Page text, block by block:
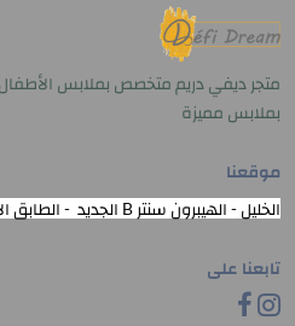
متجر ديفي دريم متخصص بملابس
بملابس مميزة
موقعنا
الخليل - الهيبرون سنتر B الجديد - الطابق الاول
تابعنا على